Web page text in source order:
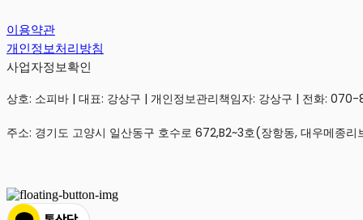
이용약관
개인정보처리방침
사업자정보확인
상호: 소피바 | 대표: 강상구 | 개인정보관리책임자: 강상구 | 전화:
주소: 경기도 고양시 일산동구 호수로 672,B2~3호(장항동, 대우메종